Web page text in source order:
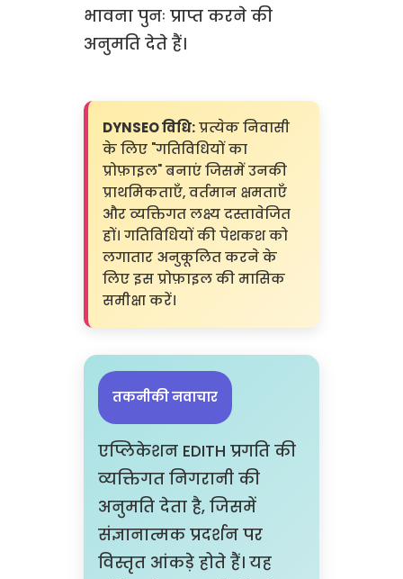
भावना पुनः प्राप्त करने की
अनुमति देते हैं।
DYNSEO विधि:प्रत्येक निवासी
के लिए "गतिविधियों का
प्रोफ़ाइल" बनाएं जिसमें उनकी
प्राथमिकताएँ, वर्तमान क्षमताएँ
और व्यक्तिगत लक्ष्य दस्तावेजित
हों। गतिविधियों की पेशकश को
लगातार अनुकूलित करने के
लिए इस प्रोफ़ाइल की मासिक
समीक्षा करें।
तकनीकी नवाचार
एप्लिकेशन EDITH प्रगति की
व्यक्तिगत निगरानी की
अनुमति देता है, जिसमें
संज्ञानात्मक प्रदर्शन पर
विस्तृत आंकड़े होते हैं। यह